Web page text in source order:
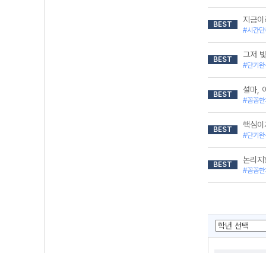
BEST 지금
#시간
BEST 그저
#단기
BEST 설마,
#꼼꼼
BEST 핵심
#단기
BEST 논리
#꼼꼼